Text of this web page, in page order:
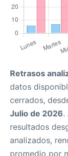
Retrasos
datos
cerrados,
Julio de 2026.
resultados
analizados,
promedio por